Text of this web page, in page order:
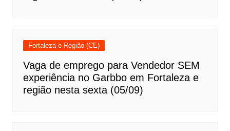
Fortaleza e Região (CE)
Vaga de emprego para Vendedor SEM
experiência no Garbbo em Fortaleza e
região nesta sexta (05/09)